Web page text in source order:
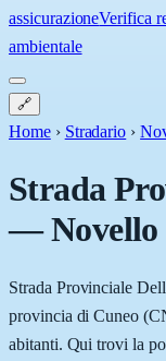
assicurazioneVerifica
ambientale
🔗
Home › Stradario ›
Strada
—Novello
Strada Provinciale
provincia di Cuneo
abitanti. Qui trovi la